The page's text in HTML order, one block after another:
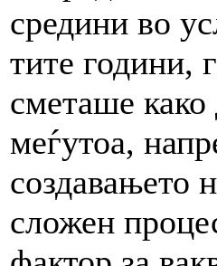
средини во
тите години,
сметаше како
меѓутоа,
создавањето
сложен